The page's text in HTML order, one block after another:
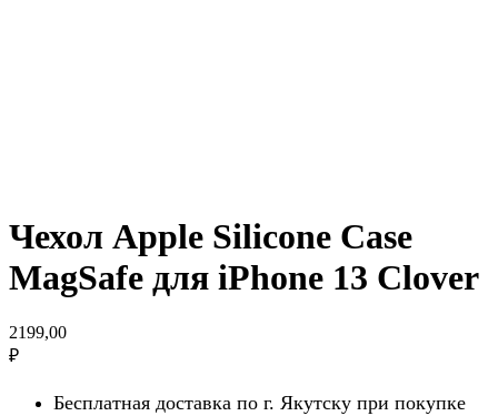
Чехол Apple Silicone Case
MagSafe для iPhone 13 Clover
2199,00
₽
Бесплатная доставка по г. Якутску при покупке